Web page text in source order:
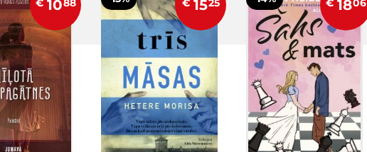
€ 1088 € 1525 € 1806